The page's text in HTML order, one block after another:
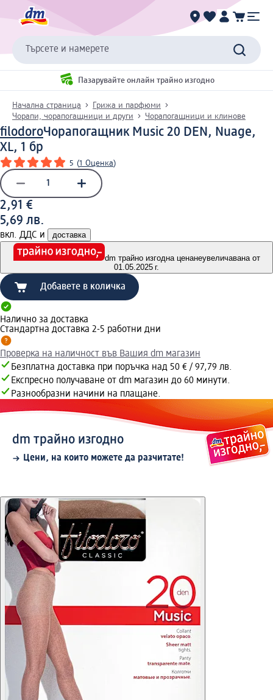
Търсете и намерете
Пазарувайте онлайн трайно изгодно
Начална страница
Грижа и парфюми
Чорапи, чорапогащници и други
Чорапогащници и клинове
filodoroЧорапогащник Music 20 DEN, Nuage,
XL, 1 бр
5 (1 Оценка)
2,91 €
5,69 лв.
вкл. ДДС и доставка
dm трайно изгодна ценанеувеличавана от
01.05.2025 г.
Добавете в количка
Налично за доставка
Стандартна доставка 2-5 работни дни
Проверка на наличност във Вашия dm магазин
Безплатна доставка при поръчка над 50 € / 97,79 лв.
Експресно получаване от dm магазин до 60 минути.
Разнообразни начини на плащане.
dm трайно изгодно
Цени, на които можете да разчитате!